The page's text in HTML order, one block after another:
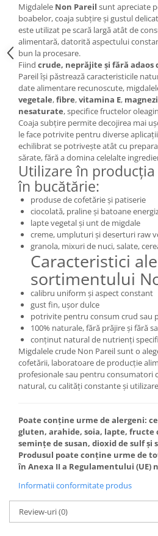
Migdalele Non Pareil sunt apreciate
boabelor, coaja subțire și gustul
este utilizat pe scară largă atât de
alimentară, datorită aspectului
bun la procesare.
Fiind crude, neprăjite și fără adaos
Pareil își păstrează caracteristicile
date alimentare recunoscute,
vegetale,fibre,vitamina E,
nesaturate, specifice fructelor
Coaja subțire permite decojirea mai
le face potrivite pentru diverse
echilibrat se potrivește atât cu
sărate, fără a domina celelalte
Utilizare în
în bucătărie:
produse de cofetărie și patiserie
ciocolată, praline și batoane
lapte vegetal și unt de migdale
creme, umpluturi și deserturi raw
granola, mixuri de nuci, salate,
Caracteristici ale
sortimentului
calibru uniform și aspect constant
gust fin, ușor dulce
potrivite pentru consum crud sau
100% naturale, fără prăjire și fără
conținut natural de nutrienți
Migdalele crude Non Pareil sunt o
cofetării, laboratoare de producție
profesionale sau pentru consumatori
natural, cu calități constante și
Poate conține urme de alergeni:
gluten, arahide, soia, lapte, fructe
semințe de susan, dioxid de sulf și
Produsul poate conține urme de
în Anexa II a Regulamentului (UE)
Informatii conformitate produs
Review-uri(0)